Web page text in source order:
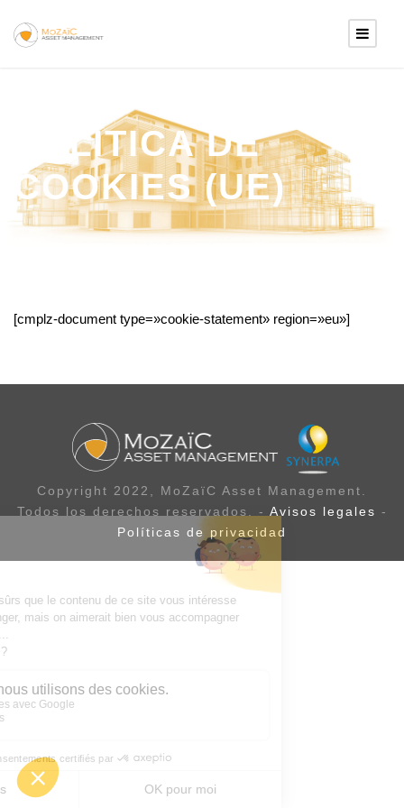
POLÍTICA DE
COOKIES (UE)
[cmplz-document type=»cookie-statement» region=»eu»]
Copyright 2022, MoZaïC Asset Management.
Todos los derechos reservados. - Avisos legales -
Políticas de privacidad